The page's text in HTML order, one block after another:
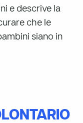
e descrive la
che le
siano in